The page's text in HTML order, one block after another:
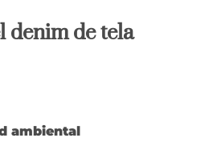
de tela
ambiental